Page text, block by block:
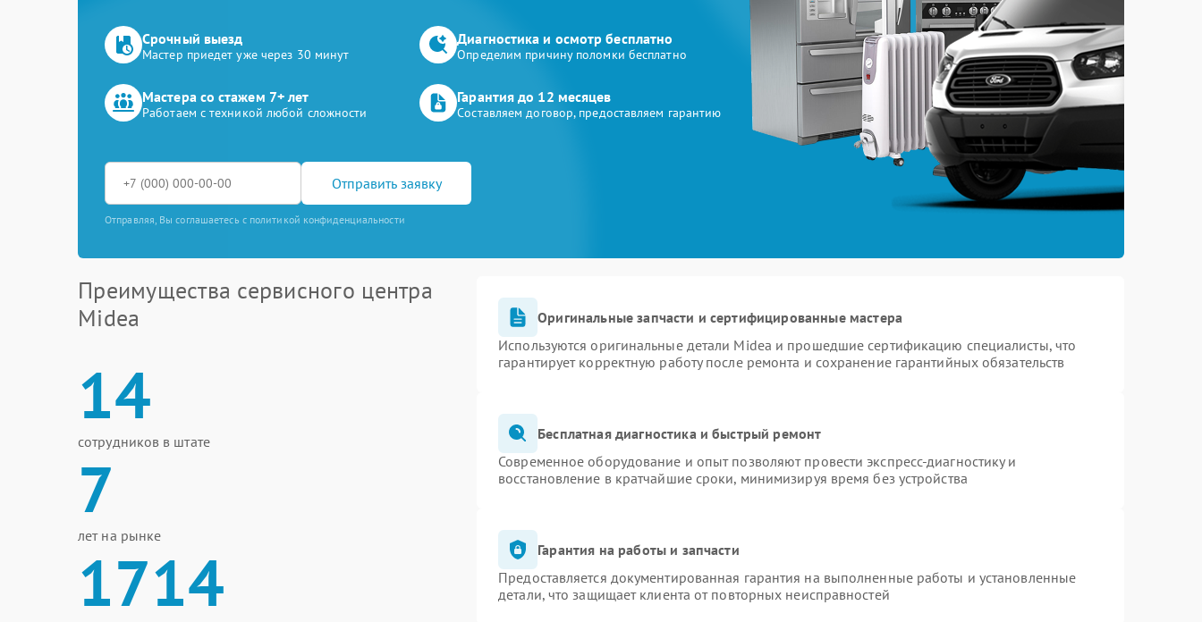
Срочный выезд
Мастер приедет уже через 30 минут
Диагностика и осмотр бесплатно
Определим причину поломки бесплатно
Мастера со стажем 7+ лет
Работаем с техникой любой сложности
Гарантия до 12 месяцев
Составляем договор, предоставляем гарантию
Отправить заявку
Отправляя, Вы соглашаетесь с политикой конфиденциальности
Преимущества сервисного центра
Midea
14
сотрудников в штате
7
лет на рынке
1714
Оригинальные запчасти и сертифицированные мастера
Используются оригинальные детали Midea и прошедшие сертификацию специалисты, что
гарантирует корректную работу после ремонта и сохранение гарантийных обязательств
Бесплатная диагностика и быстрый ремонт
Современное оборудование и опыт позволяют провести экспресс-диагностику и
восстановление в кратчайшие сроки, минимизируя время без устройства
Гарантия на работы и запчасти
Предоставляется документированная гарантия на выполненные работы и установленные
детали, что защищает клиента от повторных неисправностей